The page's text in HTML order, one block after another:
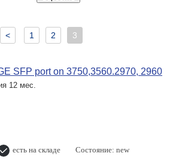
< 1 2 3
SFP port on 3750,3560.2970, 2960
12 мес.
есть на складе Состояние: new